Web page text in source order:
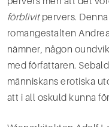
förblivit pervers.
romangestalten
nämner, någon
med författaren.
människans erotiska
att i all oskuld kunna